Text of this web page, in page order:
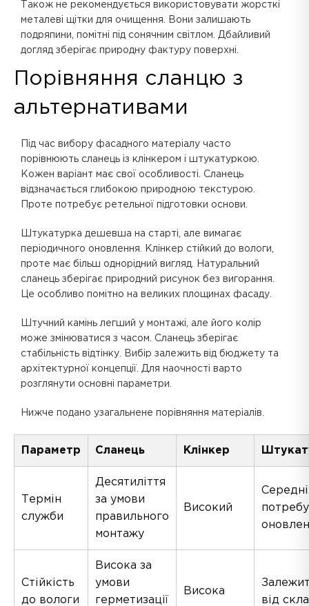
Також не рекомендується використовувати жорсткі
металеві щітки для очищення. Вони залишають
подряпини, помітні під сонячним світлом. Дбайливий
догляд зберігає природну фактуру поверхні.
Порівняння сланцю з
альтернативами
Під час вибору фасадного матеріалу часто
порівнюють сланець із клінкером і штукатуркою.
Кожен варіант має свої особливості. Сланець
відзначається глибокою природною текстурою.
Проте потребує ретельної підготовки основи.
Штукатурка дешевша на старті, але вимагає
періодичного оновлення. Клінкер стійкий до вологи,
проте має більш однорідний вигляд. Натуральний
сланець зберігає природний рисунок без вигорання.
Це особливо помітно на великих площинах фасаду.
Штучний камінь легший у монтажі, але його колір
може змінюватися з часом. Сланець зберігає
стабільність відтінку. Вибір залежить від бюджету та
архітектурної концепції. Для наочності варто
розглянути основні параметри.
Нижче подано узагальнене порівняння матеріалів.
Параметр Сланець Клінкер
Термін
служби
Десятиліття
за умови
правильного
монтажу
Високий
Стійкість
до вологи
Висока за
умови
герметизації
Висока
від